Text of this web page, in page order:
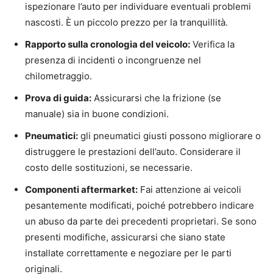
ispezionare l’auto per individuare eventuali problemi
nascosti. È un piccolo prezzo per la tranquillità.
Rapporto sulla cronologia del veicolo: Verifica la
presenza di incidenti o incongruenze nel
chilometraggio.
Prova di guida: Assicurarsi che la frizione (se
manuale) sia in buone condizioni.
Pneumatici: gli pneumatici giusti possono migliorare o
distruggere le prestazioni dell’auto. Considerare il
costo delle sostituzioni, se necessarie.
Componenti aftermarket: Fai attenzione ai veicoli
pesantemente modificati, poiché potrebbero indicare
un abuso da parte dei precedenti proprietari. Se sono
presenti modifiche, assicurarsi che siano state
installate correttamente e negoziare per le parti
originali.